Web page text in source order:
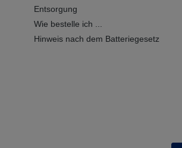
Entsorgung
Wie bestelle ich ...
Hinweis nach dem Batteriegesetz